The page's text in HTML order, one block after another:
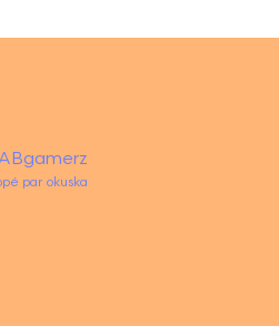
par okuska